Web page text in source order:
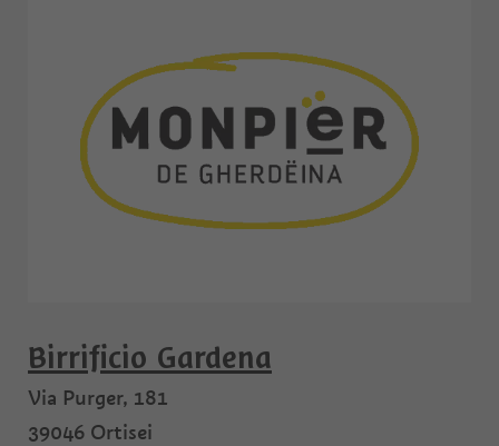
Birrificio Gardena
Via Purger, 181
39046 Ortisei